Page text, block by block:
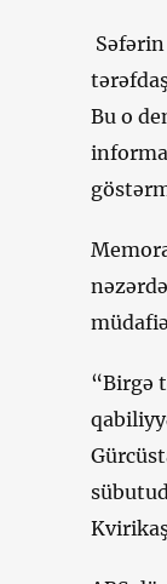
Bu o
“Birgə